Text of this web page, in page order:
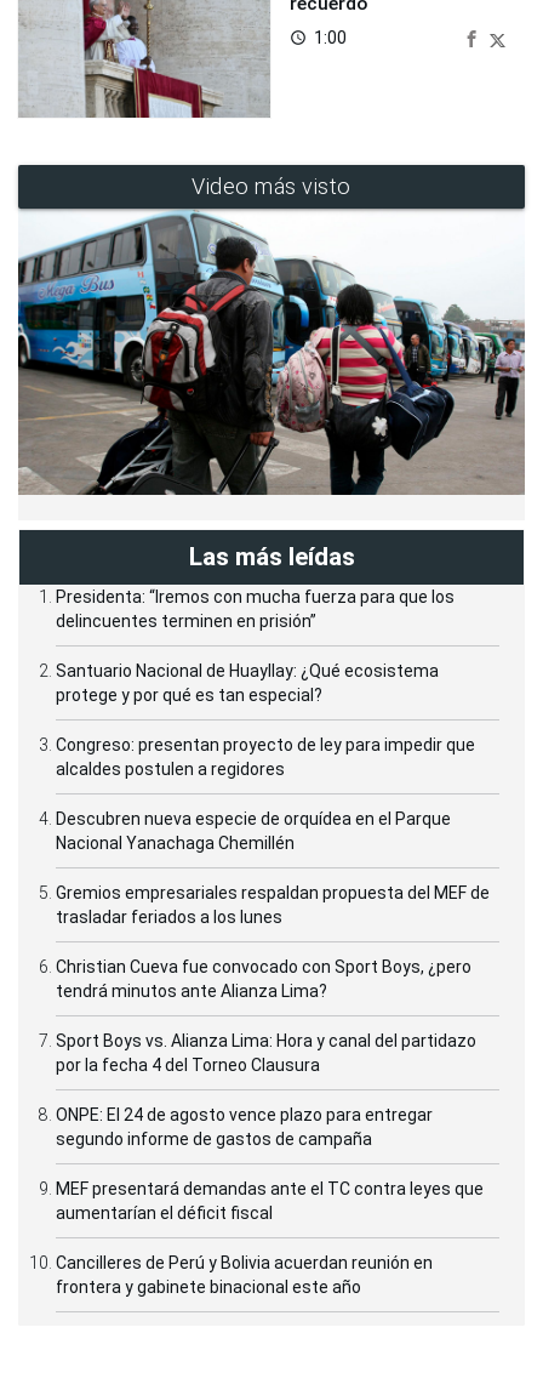
access_time 1:00
Video más visto
Las más leídas
Presidenta: “Iremos con mucha fuerza para que los
delincuentes terminen en prisión”
Santuario Nacional de Huayllay: ¿Qué ecosistema
protege y por qué es tan especial?
Congreso: presentan proyecto de ley para impedir que
alcaldes postulen a regidores
Descubren nueva especie de orquídea en el Parque
Nacional Yanachaga Chemillén
Gremios empresariales respaldan propuesta del MEF de
trasladar feriados a los lunes
Christian Cueva fue convocado con Sport Boys, ¿pero
tendrá minutos ante Alianza Lima?
Sport Boys vs. Alianza Lima: Hora y canal del partidazo
por la fecha 4 del Torneo Clausura
ONPE: El 24 de agosto vence plazo para entregar
segundo informe de gastos de campaña
MEF presentará demandas ante el TC contra leyes que
aumentarían el déficit fiscal
Cancilleres de Perú y Bolivia acuerdan reunión en
frontera y gabinete binacional este año